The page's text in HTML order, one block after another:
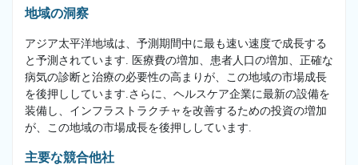
地域の洞察
アジア太平洋地域は、予測期間中に最も速い速度で成長する
と予測されています. 医療費の増加、患者人口の増加、正確な
病気の診断と治療の必要性の高まりが、この地域の市場成長
を後押ししています.さらに、ヘルスケア企業に最新の設備を
装備し、インフラストラクチャを改善するための投資の増加
が、この地域の市場成長を後押ししています.
主要な競合他社